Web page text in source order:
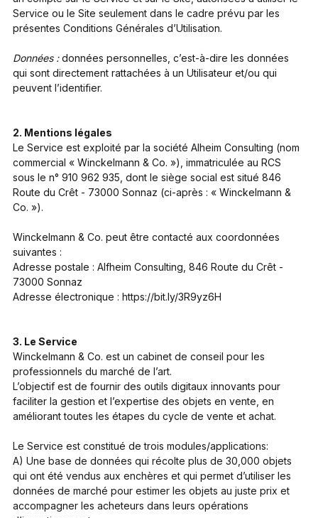
Service ou le Site seulement dans le cadre prévu par les
présentes Conditions Générales d’Utilisation.
Données :données personnelles, c’est-à-dire les données
qui sont directement rattachées à un Utilisateur et/ou qui
peuvent l’identifier.
2. Mentions légales
Le Service est exploité par la société Alheim Consulting (nom
commercial « Winckelmann & Co. »), immatriculée au RCS
sous le n° 910 962 935, dont le siège social est situé 846
Route du Crêt - 73000 Sonnaz (ci-après : « Winckelmann &
Co. »).
Winckelmann & Co. peut être contacté aux coordonnées
suivantes :
Adresse postale : Alfheim Consulting, 846 Route du Crêt -
73000 Sonnaz
Adresse électronique : https://bit.ly/3R9yz6H
3. Le Service
Winckelmann & Co. est un cabinet de conseil pour les
professionnels du marché de l’art.
L’objectif est de fournir des outils digitaux innovants pour
faciliter la gestion et l’expertise des objets en vente, en
améliorant toutes les étapes du cycle de vente et achat.
Le Service est constitué de trois modules/applications:
A) Une base de données qui récolte plus de 30,000 objets
qui ont été vendus aux enchères et qui permet d’utiliser les
données de marché pour estimer les objets au juste prix et
accompagner les acheteurs dans leurs opérations